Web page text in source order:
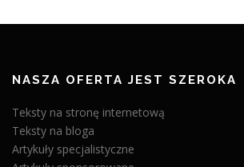
NASZA OFERTA JEST SZEROKA
Teksty na stronę internetową
Teksty na bloga
Artykuły specjalistyczne